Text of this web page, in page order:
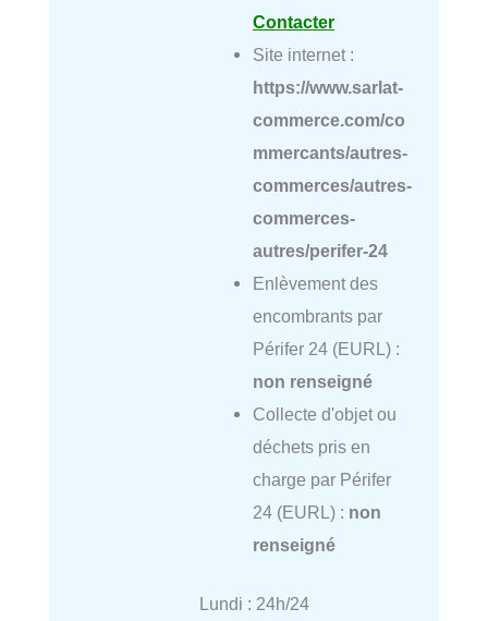
Contacter
Site internet :
https://www.sarlat-
commerce.com/co
mmercants/autres-
commerces/autres-
commerces-
autres/perifer-24
Enlèvement des
encombrants par
Périfer 24 (EURL) :
non renseigné
Collecte d'objet ou
déchets pris en
charge par Périfer
24 (EURL) : non
renseigné
Lundi : 24h/24